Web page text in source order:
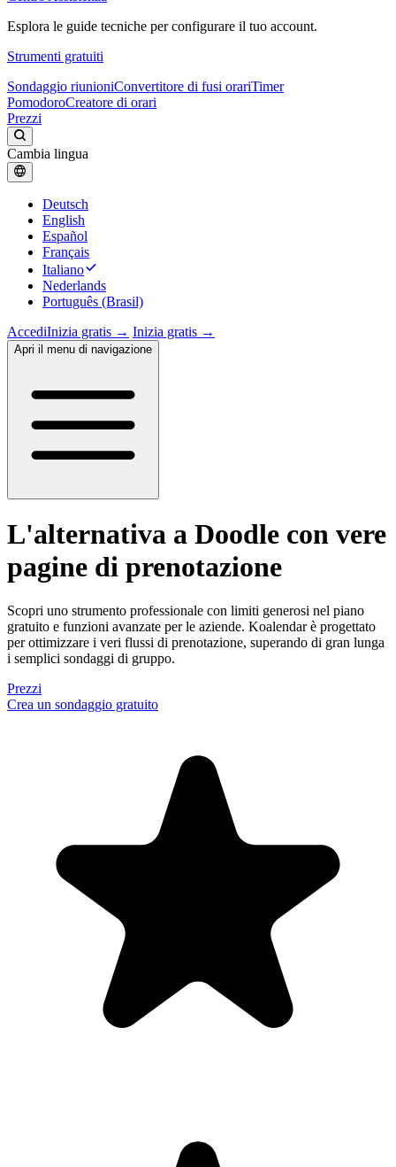
Esplora le guide tecniche per configurare il tuo account.
Strumenti gratuiti
Sondaggio riunioniConvertitore di fusi orariTimer
PomodoroCreatore di orari
Prezzi
Cambia lingua
Deutsch
English
Español
Français
Italiano
Nederlands
Português (Brasil)
AccediInizia gratis → Inizia gratis →
Apri il menu di navigazione
L'alternativa a Doodle con vere
pagine di prenotazione
Scopri uno strumento professionale con limiti generosi nel piano
gratuito e funzioni avanzate per le aziende. Koalendar è progettato
per ottimizzare i veri flussi di prenotazione, superando di gran lunga
i semplici sondaggi di gruppo.
Prezzi
Crea un sondaggio gratuito